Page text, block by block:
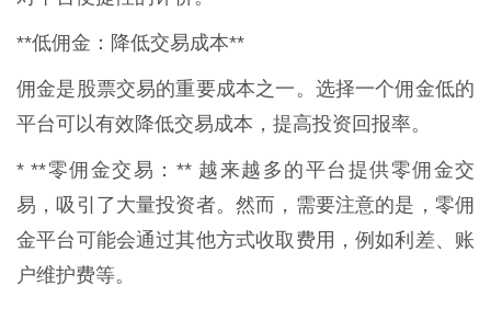
**低佣金：降低交易成本**
佣金是股票交易的重要成本之一。选择一个佣金低的
平台可以有效降低交易成本，提高投资回报率。
* **零佣金交易：** 越来越多的平台提供零佣金交
易，吸引了大量投资者。然而，需要注意的是，零佣
金平台可能会通过其他方式收取费用，例如利差、账
户维护费等。